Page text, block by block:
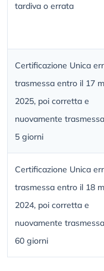
tardiva o errata
Certificazione Unica
trasmessa entro il 17
2025, poi corretta e
nuovamente
5 giorni
Certificazione Unica
trasmessa entro il 18
2024, poi corretta e
nuovamente
60 giorni